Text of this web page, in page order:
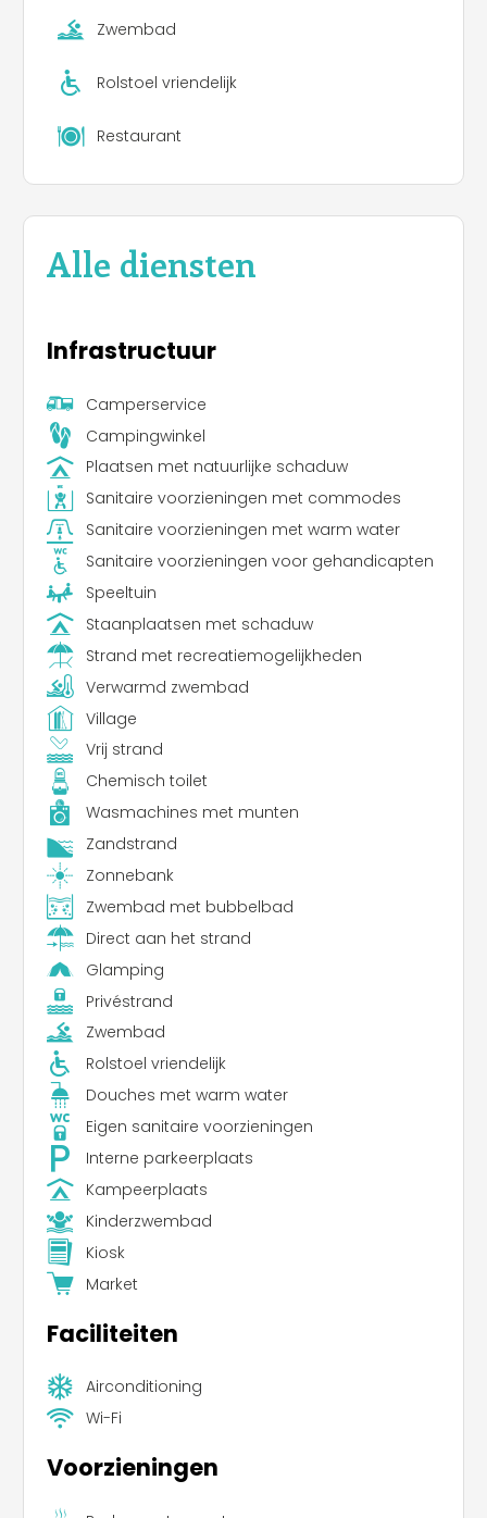
Zwembad
Rolstoel vriendelijk
Restaurant
Alle diensten
Infrastructuur
Camperservice
Campingwinkel
Plaatsen met natuurlijke schaduw
Sanitaire voorzieningen met commodes
Sanitaire voorzieningen met warm water
Sanitaire voorzieningen voor gehandicapten
Speeltuin
Staanplaatsen met schaduw
Strand met recreatiemogelijkheden
Verwarmd zwembad
Village
Vrij strand
Chemisch toilet
Wasmachines met munten
Zandstrand
Zonnebank
Zwembad met bubbelbad
Direct aan het strand
Glamping
Privéstrand
Zwembad
Rolstoel vriendelijk
Douches met warm water
Eigen sanitaire voorzieningen
Interne parkeerplaats
Kampeerplaats
Kinderzwembad
Kiosk
Market
Faciliteiten
Airconditioning
Wi-Fi
Voorzieningen